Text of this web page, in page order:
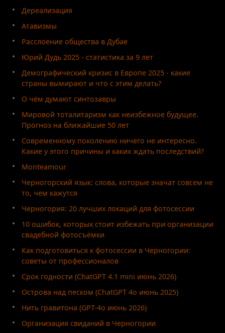
Дереализация
Атавизмы
Расслоение общества в Дубае
Юрий Дудь 2025 - статистика за 9 лет
Демографический кризис в Европе 2025 - какие
страны вымирают и что с этим делать?
О чём думают синтозавры
Мировой тоталитаризм как неизбежное будущее.
Прогноз на ближайшие 50 лет
Современному поколению ничего не интересно.
Какие у этого причины и каких ждать последствий?
Monteamour
Черногорский язык: слова, которые значат совсем не
то, чем кажутся
Черногория: 20 лучших локаций для фотосессии
10 ошибок, которых стоит избежать при организации
свадебной фотосъёмки
Как подготовиться к фотосессии в Черногории:
советы от профессионалов
Срок годности (ChatGPT 4.1 mini июнь 2026)
Острова над песком (ChatGPT 4o июнь 2025)
Нить гравитона (GPT-4o июнь 2026)
Организация свиданий в Черногории